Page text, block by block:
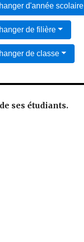
d'année scolaire
de filière
de classe
ses étudiants.